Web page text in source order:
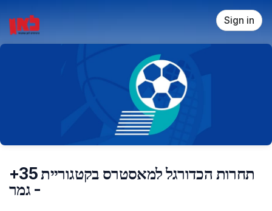
Sign in
תחרות הכדורגל למאסטרס בקטגוריית 35+
- גמר